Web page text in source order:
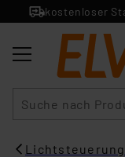
kostenloser
Lichtsteuerung